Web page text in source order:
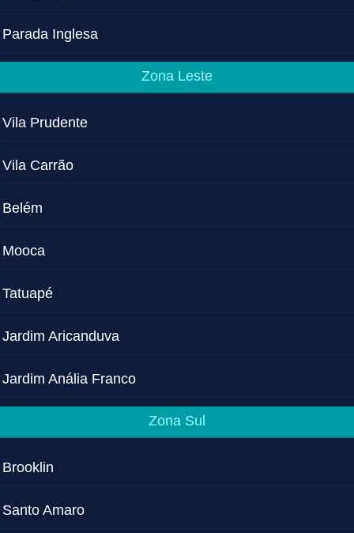
Parada Inglesa
Zona Leste
Vila Prudente
Vila Carrão
Belém
Mooca
Tatuapé
Jardim Aricanduva
Jardim Anália Franco
Zona Sul
Brooklin
Santo Amaro